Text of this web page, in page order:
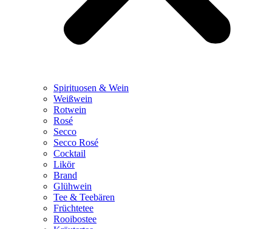
Spirituosen & Wein
Weißwein
Rotwein
Rosé
Secco
Secco Rosé
Cocktail
Likör
Brand
Glühwein
Tee & Teebären
Früchtetee
Rooibostee